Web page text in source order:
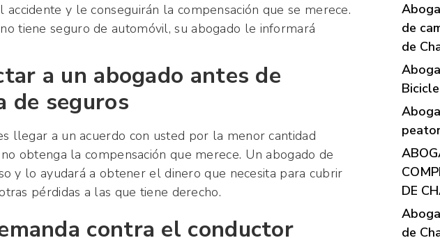
y le conseguirán la compensación que se merece.
tiene seguro de automóvil, su abogado le informará
a un abogado antes de
de seguros
llegar a un acuerdo con usted por la menor cantidad
obtenga la compensación que merece. Un abogado de
y lo ayudará a obtener el dinero que necesita para cubrir
pérdidas a las que tiene derecho.
contra el conductor
de
de
DE
de